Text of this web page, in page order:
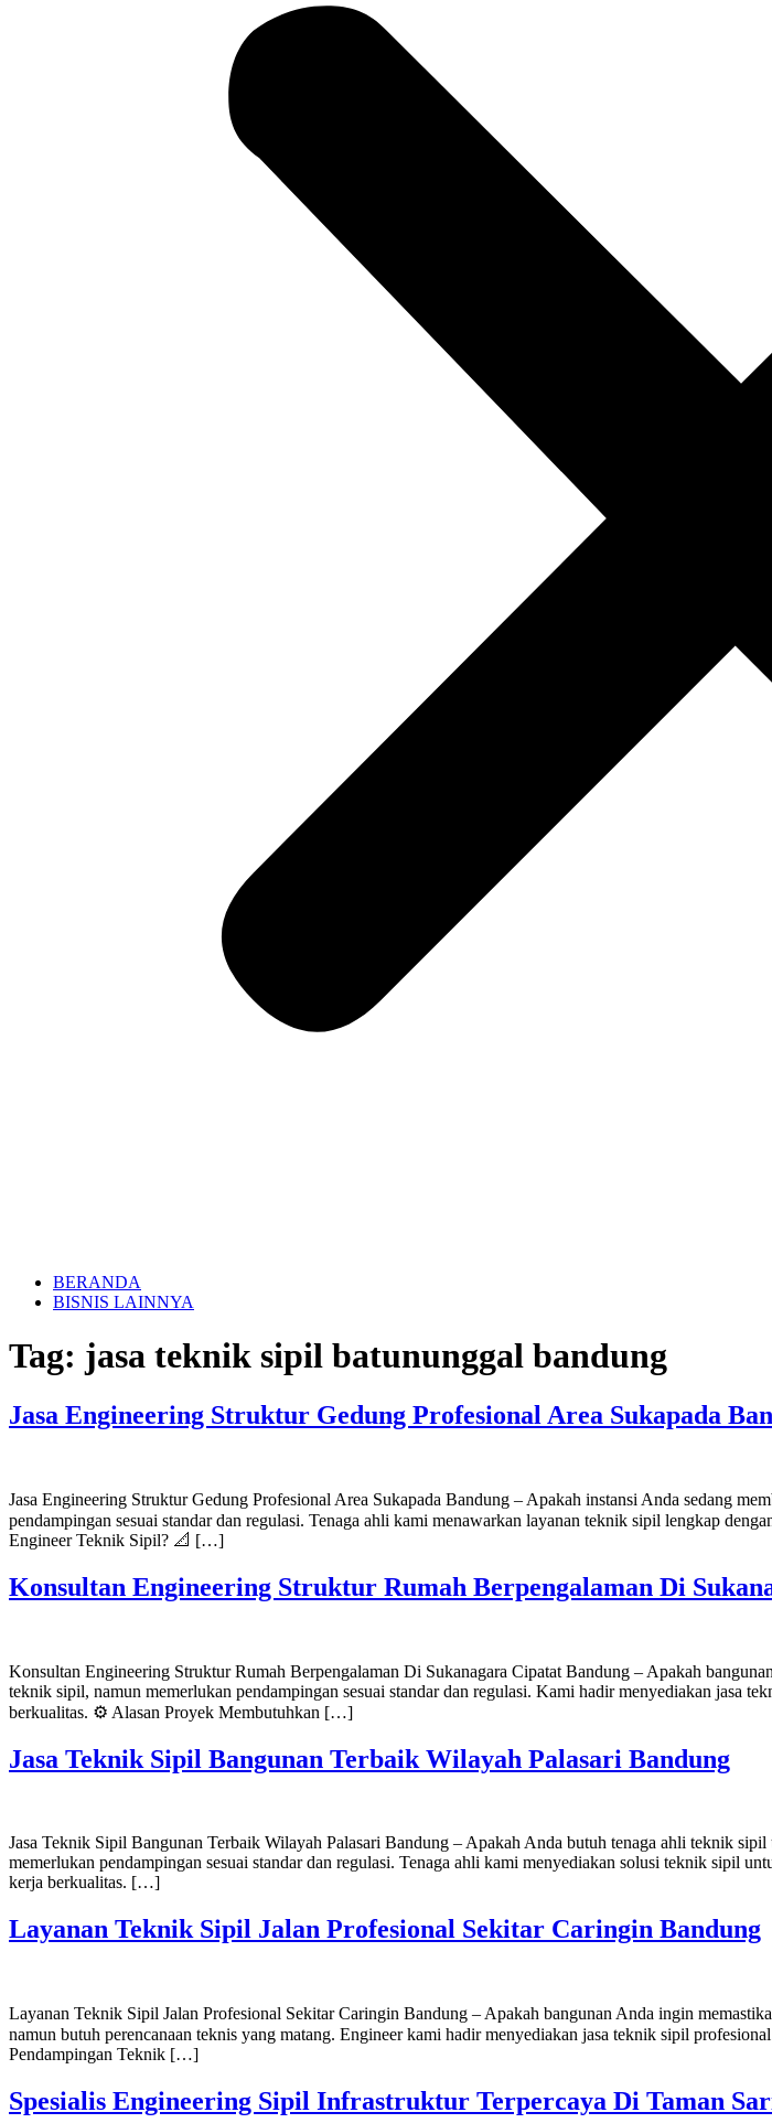
BERANDA
BISNIS LAINNYA
Tag: jasa teknik sipil batununggal bandung
Jasa Engineering Struktur Gedung Profesional Area Sukapada
Jasa Engineering Struktur Gedung Profesional Area Sukapada Bandung – Apakah instansi Anda sedang
pendampingan sesuai standar dan regulasi. Tenaga ahli kami menawarkan layanan teknik sipil lengkap
Engineer Teknik Sipil? 📐 […]
Konsultan Engineering Struktur Rumah Berpengalaman Di
Konsultan Engineering Struktur Rumah Berpengalaman Di Sukanagara Cipatat Bandung – Apakah
teknik sipil, namun memerlukan pendampingan sesuai standar dan regulasi. Kami hadir menyediakan jasa
berkualitas. ⚙️ Alasan Proyek Membutuhkan […]
Jasa Teknik Sipil Bangunan Terbaik Wilayah Palasari Bandung
Jasa Teknik Sipil Bangunan Terbaik Wilayah Palasari Bandung – Apakah Anda butuh tenaga ahli teknik
memerlukan pendampingan sesuai standar dan regulasi. Tenaga ahli kami menyediakan solusi teknik sipil
kerja berkualitas. […]
Layanan Teknik Sipil Jalan Profesional Sekitar Caringin Bandung
Layanan Teknik Sipil Jalan Profesional Sekitar Caringin Bandung – Apakah bangunan Anda ingin
namun butuh perencanaan teknis yang matang. Engineer kami hadir menyediakan jasa teknik sipil
Pendampingan Teknik […]
Spesialis Engineering Sipil Infrastruktur Terpercaya Di Taman